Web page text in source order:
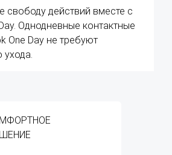
свободу действий вместе с
Однодневные контактные
One Day не требуют
ухода.